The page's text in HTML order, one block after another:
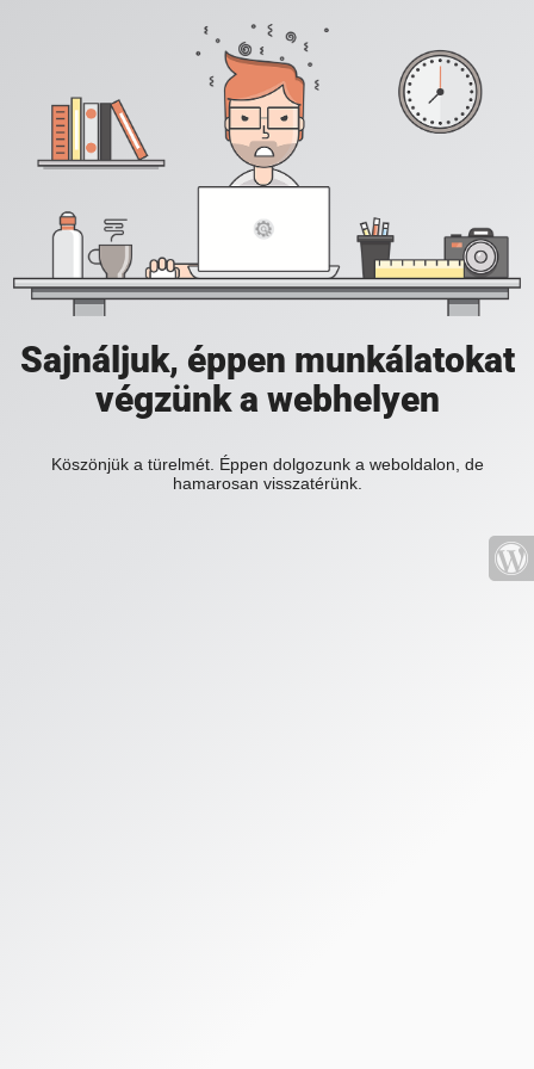
Sajnáljuk, éppen munkálatokat
végzünk a webhelyen
Köszönjük a türelmét. Éppen dolgozunk a weboldalon, de
hamarosan visszatérünk.